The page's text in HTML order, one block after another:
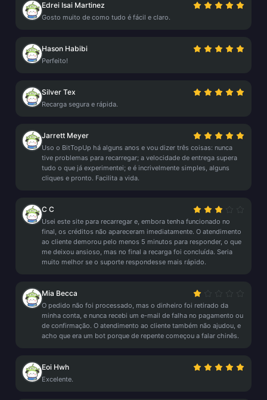
Edrei Isai Martinez
Gosto muito de como tudo é fácil e claro.
Hason Habibi
Perfeito!
Silver Tex
Recarga segura e rápida.
Jarrett Meyer
Uso o BitTopUp há alguns anos e vou dizer três coisas: nunca
tive problemas para recarregar; a velocidade de entrega supera
tudo o que já experimentei; e é incrivelmente simples, alguns
cliques e pronto. Facilita a vida.
C C
Usei este site para recarregar e, embora tenha funcionado no
final, os créditos não apareceram imediatamente. O atendimento
ao cliente demorou pelo menos 5 minutos para responder, o que
me deixou ansioso, mas no final a recarga foi concluída. Seria
muito melhor se o suporte respondesse mais rápido.
Mia Becca
O pedido não foi processado, mas o dinheiro foi retirado da
minha conta, e nunca recebi um e-mail de falha no pagamento ou
de confirmação. O atendimento ao cliente também não ajudou, e
acho que era um bot porque de repente começou a falar chinês.
Eoi Hwh
Excelente.